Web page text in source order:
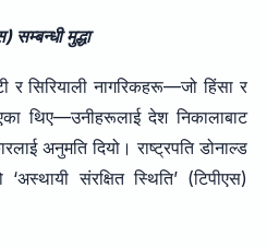
सम्बन्धी मुद्धा
र सिरियाली नागरिकहरू—जो हिंसा र
थिए—उनीहरूलाई देश निकालाबाट
अनुमति दियो। राष्ट्रपति डोनाल्ड
संरक्षित स्थिति’ (टिपीएस)